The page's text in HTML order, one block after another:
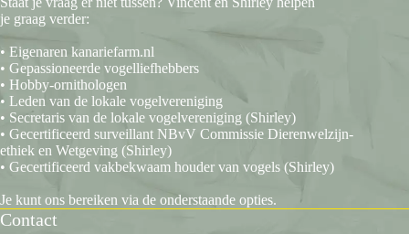
je graag verder:
• Eigenaren kanariefarm.nl
• Gepassioneerde vogelliefhebbers
• Hobby-ornithologen
• Leden van de lokale vogelvereniging
• Secretaris van de lokale vogelvereniging (Shirley)
• Gecertificeerd surveillant NBvV Commissie Dierenwelzijn-
ethiek en Wetgeving (Shirley)
• Gecertificeerd vakbekwaam houder van vogels (Shirley)
Je kunt ons bereiken via de onderstaande opties.
Contact